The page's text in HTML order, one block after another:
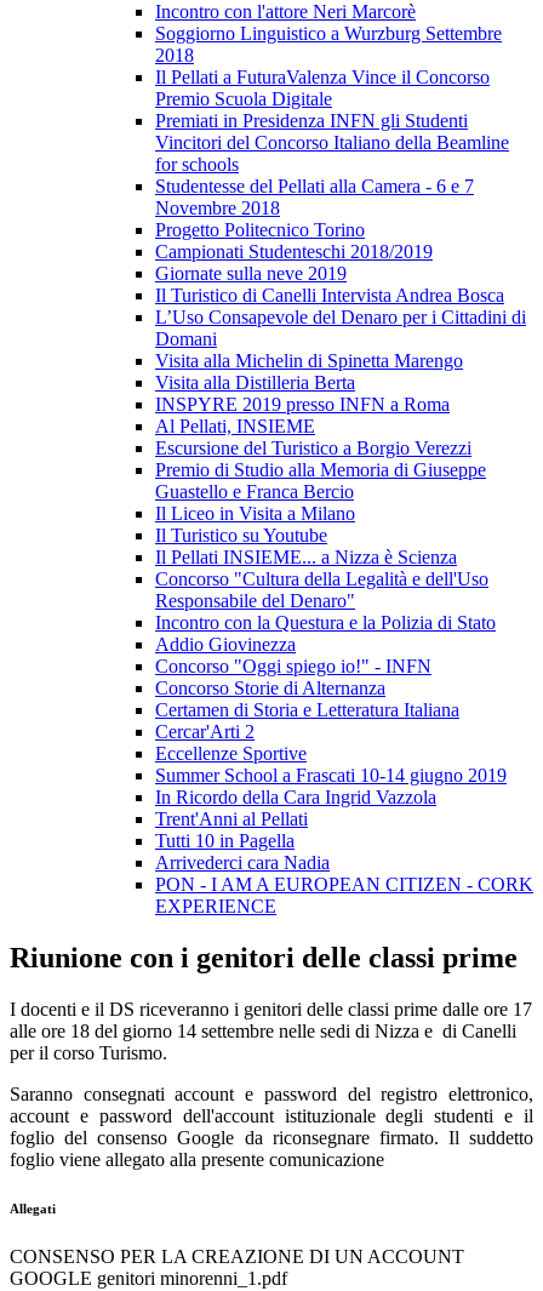
Incontro con l'attore Neri Marcorè
Soggiorno Linguistico a Wurzburg Settembre
2018
Il Pellati a FuturaValenza Vince il Concorso
Premio Scuola Digitale
Premiati in Presidenza INFN gli Studenti
Vincitori del Concorso Italiano della Beamline
for schools
Studentesse del Pellati alla Camera - 6 e 7
Novembre 2018
Progetto Politecnico Torino
Campionati Studenteschi 2018/2019
Giornate sulla neve 2019
Il Turistico di Canelli Intervista Andrea Bosca
L’Uso Consapevole del Denaro per i Cittadini di
Domani
Visita alla Michelin di Spinetta Marengo
Visita alla Distilleria Berta
INSPYRE 2019 presso INFN a Roma
Al Pellati, INSIEME
Escursione del Turistico a Borgio Verezzi
Premio di Studio alla Memoria di Giuseppe
Guastello e Franca Bercio
Il Liceo in Visita a Milano
Il Turistico su Youtube
Il Pellati INSIEME... a Nizza è Scienza
Concorso "Cultura della Legalità e dell'Uso
Responsabile del Denaro"
Incontro con la Questura e la Polizia di Stato
Addio Giovinezza
Concorso "Oggi spiego io!" - INFN
Concorso Storie di Alternanza
Certamen di Storia e Letteratura Italiana
Cercar'Arti 2
Eccellenze Sportive
Summer School a Frascati 10-14 giugno 2019
In Ricordo della Cara Ingrid Vazzola
Trent'Anni al Pellati
Tutti 10 in Pagella
Arrivederci cara Nadia
PON - I AM A EUROPEAN CITIZEN - CORK
EXPERIENCE
Riunione con i genitori delle classi prime
I docenti e il DS riceveranno i genitori delle classi prime dalle ore 17
alle ore 18 del giorno 14 settembre nelle sedi di Nizza e di Canelli
per il corso Turismo.
Saranno consegnati account e password del registro elettronico,
account e password dell'account istituzionale degli studenti e il
foglio del consenso Google da riconsegnare firmato. Il suddetto
foglio viene allegato alla presente comunicazione
Allegati
CONSENSO PER LA CREAZIONE DI UN ACCOUNT
GOOGLE genitori minorenni_1.pdf